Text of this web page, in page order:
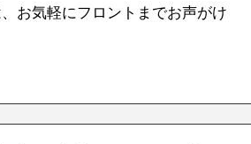
お気軽にフロントまでお声がけ